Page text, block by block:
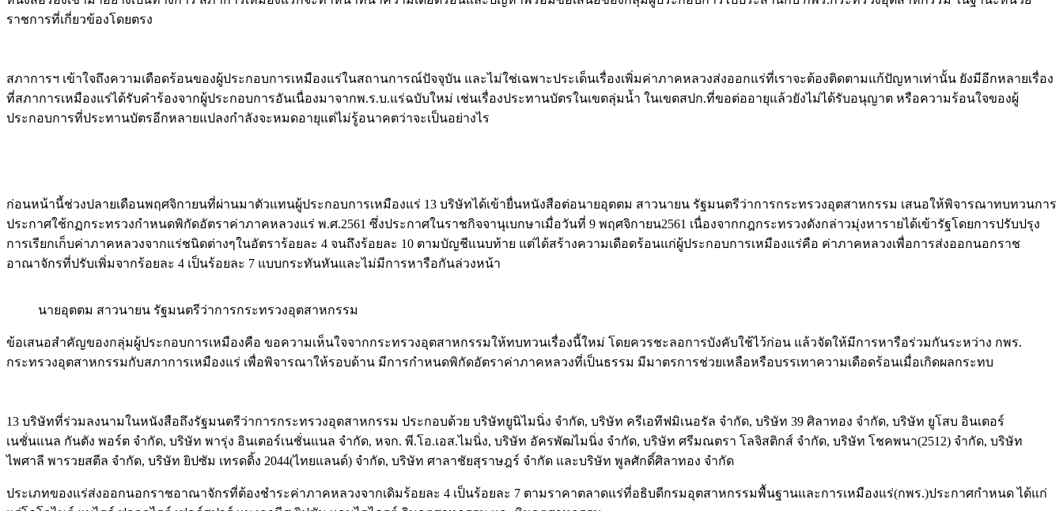
ราชการที่เกี่ยวข้องโดยตรง
สภาการฯ เข้าใจถึงความเดือดร้อนของผู้ประกอบการเหมืองแร่ในสถานการณ์ปัจจุบัน และไม่ใช่เฉพาะประเด็นเรื่องเพิ่มค่าภาคหลวงส่งออกแร่ที่เราจะต้องติดตามแก้ปัญหาเท่านั้น ยังมีอีกหลายเรื่อง
ที่สภาการเหมืองแร่ได้รับคำร้องจากผู้ประกอบการอันเนื่องมาจากพ.ร.บ.แร่ฉบับใหม่ เช่นเรื่องประทานบัตรในเขตลุ่มน้ำ ในเขตสปก.ที่ขอต่ออายุแล้วยังไม่ได้รับอนุญาต หรือความร้อนใจของผู้
ประกอบการที่ประทานบัตรอีกหลายแปลงกำลังจะหมดอายุแต่ไม่รู้อนาคตว่าจะเป็นอย่างไร
ก่อนหน้านี้ช่วงปลายเดือนพฤศจิกายนที่ผ่านมาตัวแทนผู้ประกอบการเหมืองแร่ 13 บริษัทได้เข้ายื่นหนังสือต่อนายอุตตม สาวนายน รัฐมนตรีว่าการกระทรวงอุตสาหกรรม เสนอให้พิจารณาทบทวนการ
ประกาศใช้กฏกระทรวงกำหนดพิกัดอัตราค่าภาคหลวงแร่ พ.ศ.2561 ซึ่งประกาศในราชกิจจานุเบกษาเมื่อวันที่ 9 พฤศจิกายน2561 เนื่องจากกฎกระทรวงดังกล่าวมุ่งหารายได้เข้ารัฐโดยการปรับปรุง
การเรียกเก็บค่าภาคหลวงจากแร่ชนิดต่างๆในอัตราร้อยละ 4 จนถึงร้อยละ 10 ตามบัญชีแนบท้าย แต่ได้สร้างความเดือดร้อนแก่ผู้ประกอบการเหมืองแร่คือ ค่าภาคหลวงเพื่อการส่งออกนอกราช
อาณาจักรที่ปรับเพิ่มจากร้อยละ 4 เป็นร้อยละ 7 แบบกระทันหันและไม่มีการหารือกันล่วงหน้า
นายอุตตม สาวนายน รัฐมนตรีว่าการกระทรวงอุตสาหกรรม
ข้อเสนอสำคัญของกลุ่มผู้ประกอบการเหมืองคือ ขอความเห็นใจจากกระทรวงอุตสาหกรรมให้ทบทวนเรื่องนี้ใหม่ โดยควรชะลอการบังคับใช้ไว้ก่อน แล้วจัดให้มีการหารือร่วมกันระหว่าง กพร.
กระทรวงอุตสาหกรรมกับสภาการเหมืองแร่ เพื่อพิจารณาให้รอบด้าน มีการกำหนดพิกัดอัตราค่าภาคหลวงที่เป็นธรรม มีมาตรการช่วยเหลือหรือบรรเทาความเดือดร้อนเมื่อเกิดผลกระทบ
13 บริษัทที่ร่วมลงนามในหนังสือถึงรัฐมนตรีว่าการกระทรวงอุตสาหกรรม ประกอบด้วย บริษัทยูนิไมนิ่ง จำกัด, บริษัท ครีเอทีฟมิเนอรัล จำกัด, บริษัท 39 ศิลาทอง จำกัด, บริษัท ยูโสบ อินเตอร์
เนชั่นแนล กันตัง พอร์ต จำกัด, บริษัท พารุ่ง อินเตอร์เนชั่นแนล จำกัด, หจก. พี.โอ.เอส.ไมนิ่ง, บริษัท อัครพัฒไมนิ่ง จำกัด, บริษัท ศรีมณตรา โลจิสติกส์ จำกัด, บริษัท โชคพนา(2512) จำกัด, บริษัท
ไพศาลี พารวยสตีล จำกัด, บริษัท ยิปซัม เทรดดิ้ง 2044(ไทยแลนด์) จำกัด, บริษัท ศาลาชัยสุราษฎร์ จำกัด และบริษัท พูลศักดิ์ศิลาทอง จำกัด
ประเภทของแร่ส่งออกนอกราชอาณาจักรที่ต้องชำระค่าภาคหลวงจากเดิมร้อยละ 4 เป็นร้อยละ 7 ตามราคาตลาดแร่ที่อธิบดีกรมอุตสาหกรรมพื้นฐานและการเหมืองแร่(กพร.)ประกาศกำหนด ได้แก่